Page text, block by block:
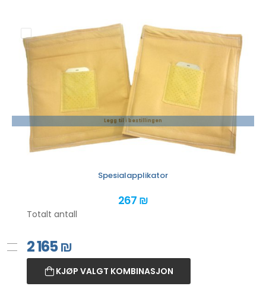
Legg til i bestillingen
Spesialapplikator
267 ₪
Totalt antall
2 165₪
KJØP VALGT KOMBINASJON